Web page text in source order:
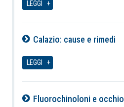
LEGGI
Calazio: cause e rimedi
LEGGI
Fluorochinoloni e occhio